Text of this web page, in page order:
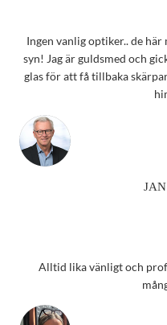
Ingen vanlig optiker.. de
syn! Jag är guldsmed och
glas för att få tillbaka
Alltid lika vänligt och